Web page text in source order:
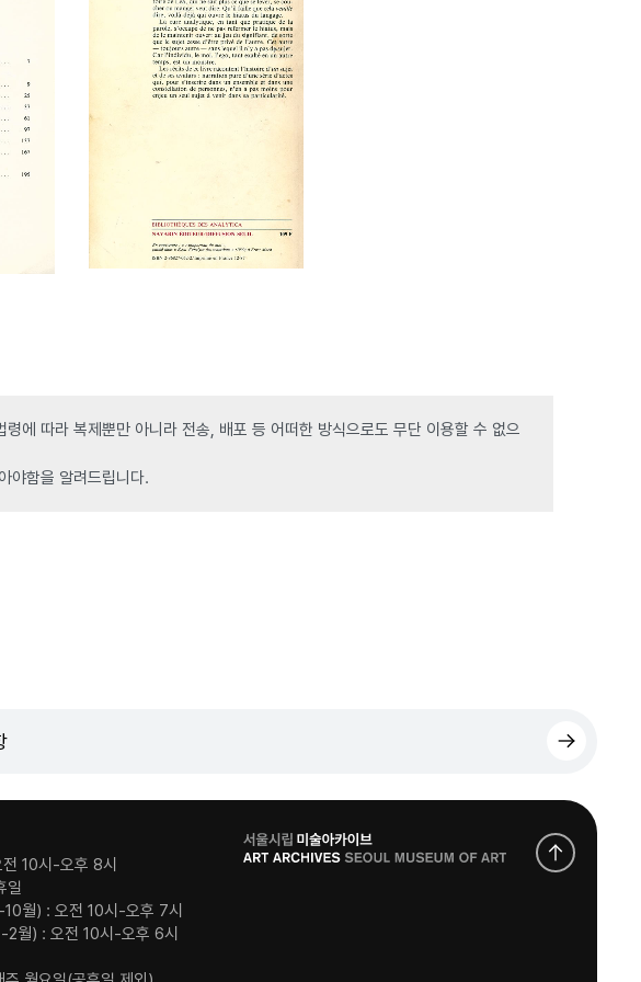
에 따라 복제뿐만 아니라 전송, 배포 등 어떠한 방식으로도 무단 이용할 수 없으
야함을 알려드립니다.
10시-오후 8시
일
월) : 오전 10시-오후 7시
2월) : 오전 10시-오후 6시
로
고